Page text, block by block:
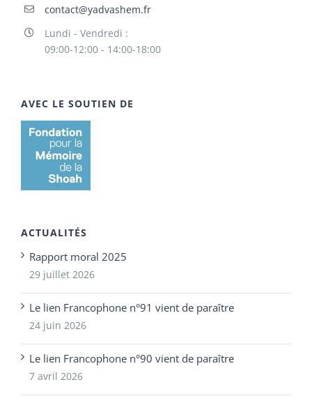
contact@yadvashem.fr
Lundi - Vendredi :
09:00-12:00 - 14:00-18:00
AVEC LE SOUTIEN DE
ACTUALITÉS
Rapport moral 2025
29 juillet 2026
Le lien Francophone n°91 vient de paraître
24 juin 2026
Le lien Francophone n°90 vient de paraître
7 avril 2026